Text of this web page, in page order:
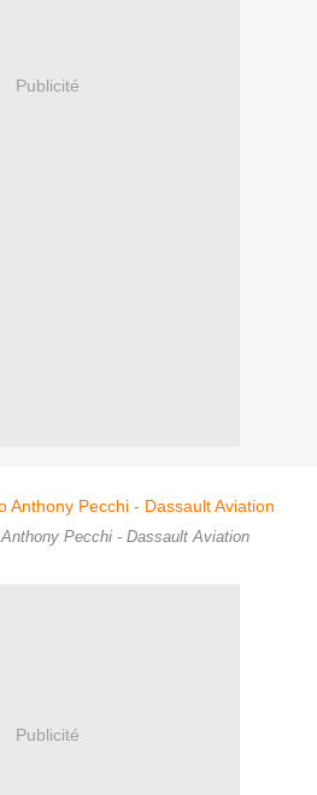
Publicité
Pecchi - Dassault Aviation
Publicité